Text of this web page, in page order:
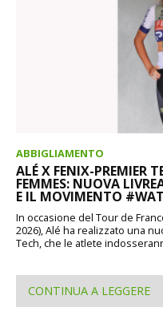
ABBIGLIAMENTO
ALÉ X FENIX-PREMIER
FEMMES: NUOVA
E IL MOVIMENTO
In occasione del Tour de
2026), Alé ha realizzato una
Tech, che le atlete
CONTINUA A LEGGERE